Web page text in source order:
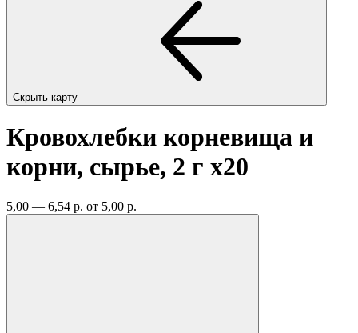
Скрыть карту
Кровохлебки корневища и
корни, сырье, 2 г x20
5,00 — 6,54 р. от 5,00 р.